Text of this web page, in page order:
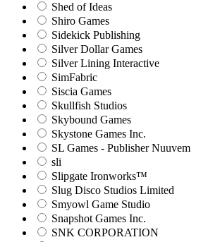
Shed of Ideas
Shiro Games
Sidekick Publishing
Silver Dollar Games
Silver Lining Interactive
SimFabric
Siscia Games
Skullfish Studios
Skybound Games
Skystone Games Inc.
SL Games - Publisher Nuuvem
sli
Slipgate Ironworks™
Slug Disco Studios Limited
Smyowl Game Studio
Snapshot Games Inc.
SNK CORPORATION